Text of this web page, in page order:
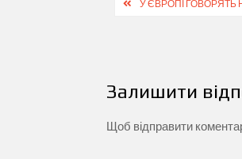
У ЄВРОПІ ГОВОРЯТЬ
Залишити
Щоб відправити